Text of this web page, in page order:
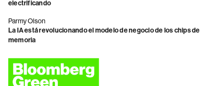
electrificando
Parmy Olson
La IA está revolucionando el modelo de negocio de los chips de
memoria